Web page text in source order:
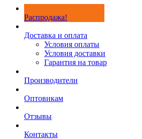
Распродажа!
Доставка и оплата
Условия оплаты
Условия доставки
Гарантия на товар
Производители
Оптовикам
Отзывы
Контакты